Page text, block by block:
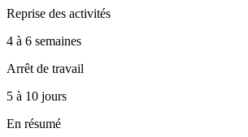
Reprise des activités
4 à 6 semaines
Arrêt de travail
5 à 10 jours
En résumé